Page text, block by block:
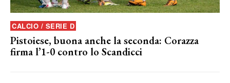
CALCIO / SERIE D
Pistoiese, buona anche la seconda: Corazza
firma l’1-0 contro lo Scandicci